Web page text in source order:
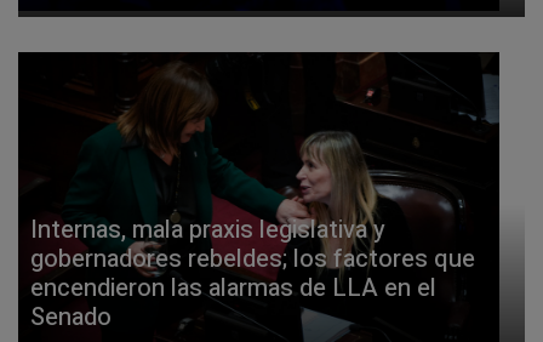
Internas, mala praxis legislativa y
gobernadores rebeldes; los factores que
encendieron las alarmas de LLA en el
Senado